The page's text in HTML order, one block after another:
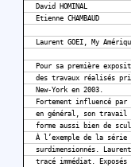
David HOMINAL
Etienne CHAMBAUD
Laurent GOEI, My
Pour sa première
des travaux réalisés
New-York en 2003.
Fortement influencé
en général, son travail
forme aussi bien de
À l’exemple de la
surdimensionnés.
tracé immédiat.